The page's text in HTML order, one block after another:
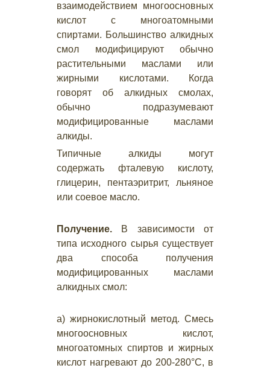
взаимодействием многоосновных
кислот с многоатомными
спиртами. Большинство алкидных
смол модифицируют обычно
растительными маслами или
жирными кислотами. Когда
говорят об алкидных смолах,
обычно подразумевают
модифицированные маслами
алкиды.
Типичные алкиды могут
содержать фталевую кислоту,
глицерин, пентаэритрит, льняное
или соевое масло.
Получение. В зависимости от
типа исходного сырья существует
два способа получения
модифицированных маслами
алкидных смол:
а) жирнокислотный метод. Смесь
многоосновных кислот,
многоатомных спиртов и жирных
кислот нагревают до 200-280°С, в